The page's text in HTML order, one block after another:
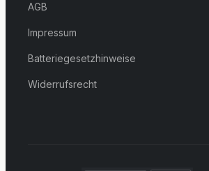
AGB
Impressum
Batteriegesetzhinweise
Widerrufsrecht